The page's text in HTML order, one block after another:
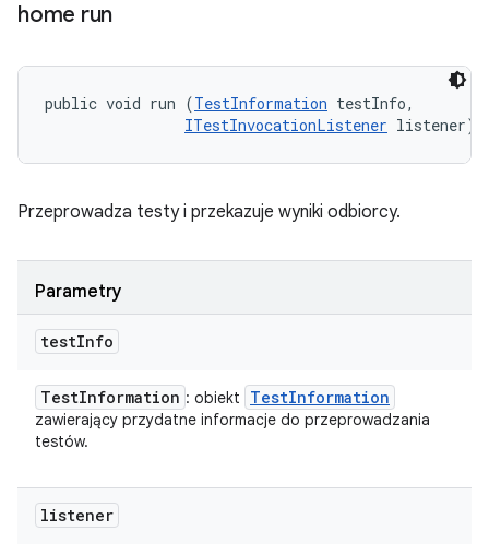
home run
public void run (TestInformation testInfo,
ITestInvocationListener listener)
Przeprowadza testy i przekazuje wyniki odbiorcy.
Parametry
testInfo
TestInformation : obiekt TestInformation
zawierający przydatne informacje do przeprowadzania
testów.
listener